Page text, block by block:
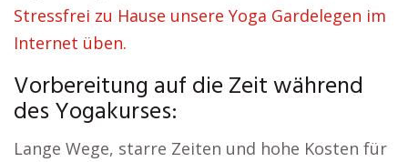
Stressfrei zu Hause unsere Yoga Gardelegen im
Internet üben.
Vorbereitung auf die Zeit während
des Yogakurses:
Lange Wege, starre Zeiten und hohe Kosten für